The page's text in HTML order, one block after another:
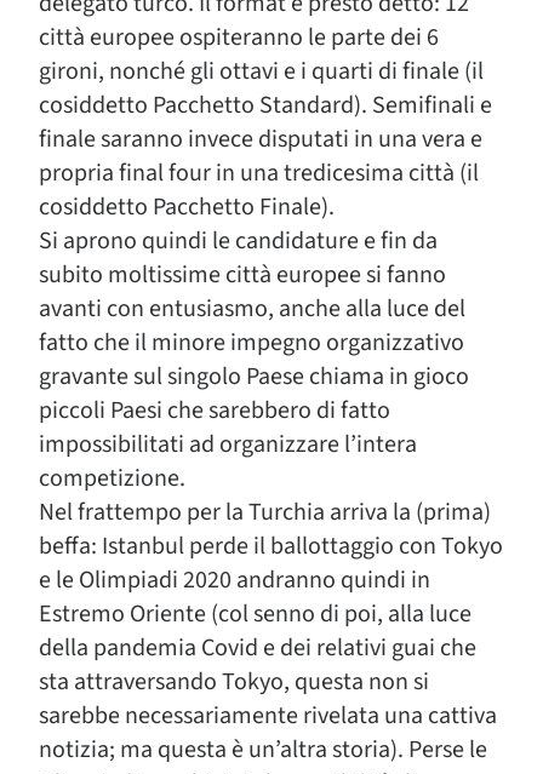
città europee ospiteranno le parte dei 6
gironi, nonché gli ottavi e i quarti di finale (il
cosiddetto Pacchetto Standard). Semifinali e
finale saranno invece disputati in una vera e
propria final four in una tredicesima città (il
cosiddetto Pacchetto Finale).
Si aprono quindi le candidature e fin da
subito moltissime città europee si fanno
avanti con entusiasmo, anche alla luce del
fatto che il minore impegno organizzativo
gravante sul singolo Paese chiama in gioco
piccoli Paesi che sarebbero di fatto
impossibilitati ad organizzare l’intera
competizione.
Nel frattempo per la Turchia arriva la (prima)
beffa: Istanbul perde il ballottaggio con Tokyo
e le Olimpiadi 2020 andranno quindi in
Estremo Oriente (col senno di poi, alla luce
della pandemia Covid e dei relativi guai che
sta attraversando Tokyo, questa non si
sarebbe necessariamente rivelata una cattiva
notizia; ma questa è un’altra storia). Perse le